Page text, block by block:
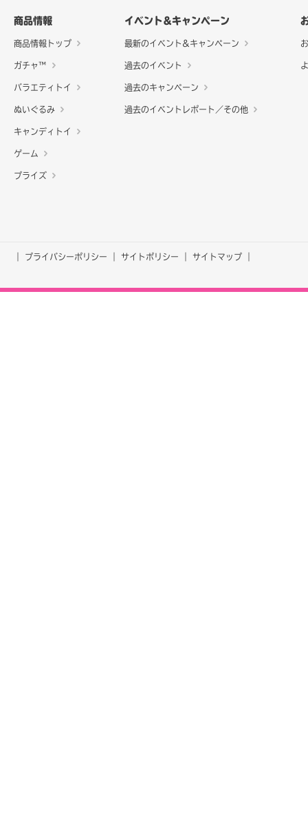
商品情報
商品情報トップ
ガチャ™
バラエティトイ
ぬいぐるみ
キャンディトイ
ゲーム
プライズ
イベント&キャンペーン
最新のイベント&キャンペーン
過去のイベント
過去のキャンペーン
過去のイベントレポート／その他
プライバシーポリシー サイトポリシー サイトマップ